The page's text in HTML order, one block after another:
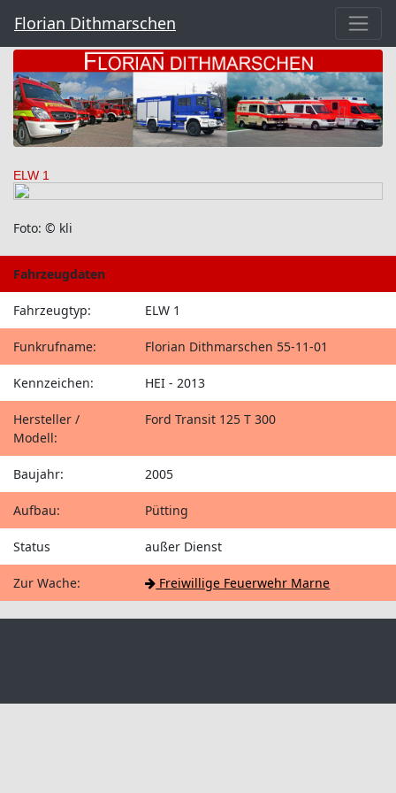
Florian Dithmarschen
ELW 1
Foto: © kli
Fahrzeugdaten
Fahrzeugtyp: ELW 1
Funkrufname: Florian Dithmarschen 55-11-01
Kennzeichen: HEI - 2013
Hersteller /
Modell:
Ford Transit 125 T 300
Baujahr: 2005
Aufbau: Pütting
Status außer Dienst
Zur Wache: Freiwillige Feuerwehr Marne